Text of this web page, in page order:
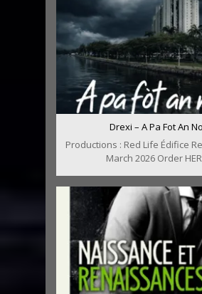
Drexi – A Pa Fot An
Productions : Red Life Édifice
March 2026 Order